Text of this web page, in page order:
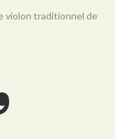
violon traditionnel de